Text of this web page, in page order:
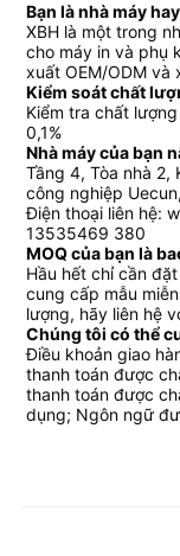
Bạn là nhà máy
XBH là một trong
cho máy in và phụ
xuất OEM/ODM và
Kiểm soát chất
Kiểm tra chất
0,1%
Nhà máy của bạn
Tầng 4, Tòa nhà
công nghiệp
Điện thoại liên hệ:
13535469 380
MOQ của bạn là
Hầu hết chỉ cần
cung cấp mẫu
lượng, hãy liên hệ
Chúng tôi có thể
Điều khoản giao
thanh toán được
thanh toán được
dụng; Ngôn ngữ